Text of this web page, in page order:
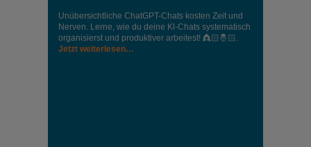
Unübersichtliche ChatGPT-Chats kosten Zeit und
Nerven. Lerne, wie du deine Kl-Chats systematisch
organisierst und produktiver arbeitest! 👸🏻🤴🏻.
Jetzt weiterlesen…